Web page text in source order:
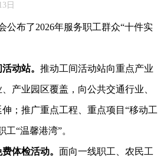
日
布了2026年服务职工群众“十件实
动站。 推动工间活动站向重点产业
产业园区覆盖，向公共交通行业、
；推广重点工程、重点项目“移动工
“温馨港湾”。
体检活动。 面向一线职工、农民工